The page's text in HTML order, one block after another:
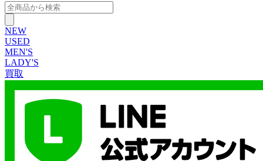
NEW
USED
MEN'S
LADY'S
買取